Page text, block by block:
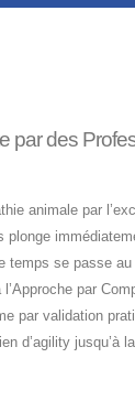
par des
animale par
plonge
temps se passe au
par
par validation
d’agility jusqu’à